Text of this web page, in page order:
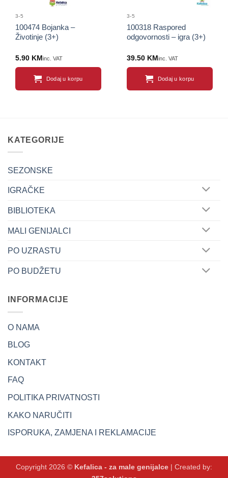
3-5
100474 Bojanka –
Životinje (3+)
5.90 KM inc. VAT
Dodaj u korpu
3-5
100318 Raspored
odgovornosti – igra (3+)
39.50 KM inc. VAT
Dodaj u korpu
KATEGORIJE
SEZONSKE
IGRAČKE
BIBLIOTEKA
MALI GENIJALCI
PO UZRASTU
PO BUDŽETU
INFORMACIJE
O NAMA
BLOG
KONTAKT
FAQ
POLITIKA PRIVATNOSTI
KAKO NARUČITI
ISPORUKA, ZAMJENA I REKLAMACIJE
Copyright 2026 © Kefalica - za male genijalce | Created by: